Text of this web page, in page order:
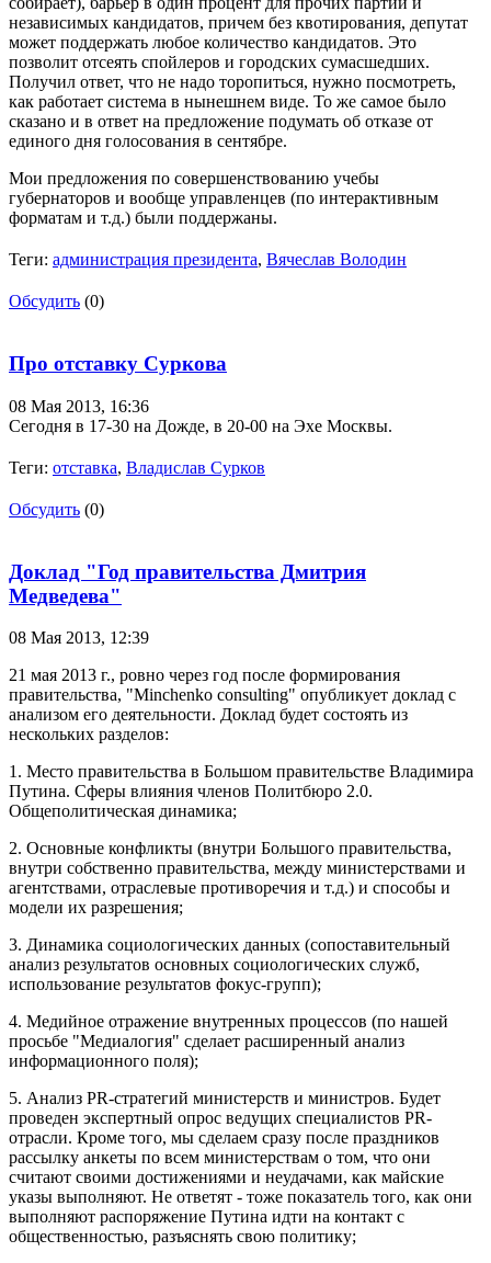
независимых кандидатов, причем без квотирования, депутат
может поддержать любое количество кандидатов. Это
позволит отсеять спойлеров и городских сумасшедших.
Получил ответ, что не надо торопиться, нужно посмотреть,
как работает система в нынешнем виде. То же самое было
сказано и в ответ на предложение подумать об отказе от
единого дня голосования в сентябре.
Мои предложения по совершенствованию учебы
губернаторов и вообще управленцев (по интерактивным
форматам и т.д.) были поддержаны.
Теги: администрация президента, Вячеслав Володин
Обсудить (0)
Про отставку Суркова
08 Мая 2013, 16:36
Сегодня в 17-30 на Дожде, в 20-00 на Эхе Москвы.
Теги: отставка, Владислав Сурков
Обсудить (0)
Доклад "Год правительства Дмитрия
Медведева"
08 Мая 2013, 12:39
21 мая 2013 г., ровно через год после формирования
правительства, "Minchenko consulting" опубликует доклад с
анализом его деятельности. Доклад будет состоять из
нескольких разделов:
1. Место правительства в Большом правительстве Владимира
Путина. Сферы влияния членов Политбюро 2.0.
Общеполитическая динамика;
2. Основные конфликты (внутри Большого правительства,
внутри собственно правительства, между министерствами и
агентствами, отраслевые противоречия и т.д.) и способы и
модели их разрешения;
3. Динамика социологических данных (сопоставительный
анализ результатов основных социологических служб,
использование результатов фокус-групп);
4. Медийное отражение внутренных процессов (по нашей
просьбе "Медиалогия" сделает расширенный анализ
информационного поля);
5. Анализ PR-стратегий министерств и министров. Будет
проведен экспертный опрос ведущих специалистов PR-
отрасли. Кроме того, мы сделаем сразу после праздников
рассылку анкеты по всем министерствам о том, что они
считают своими достижениями и неудачами, как майские
указы выполняют. Не ответят - тоже показатель того, как они
выполняют распоряжение Путина идти на контакт с
общественностью, разъяснять свою политику;